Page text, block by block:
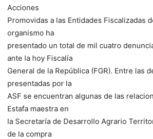
Acciones
Promovidas a las Entidades Fiscalizadas
organismo ha
presentado un total de mil cuatro
ante la hoy Fiscalía
General de la República (FGR). Entre las
presentadas por la
ASF se encuentran algunas de las
Estafa maestra en
la Secretaría de Desarrollo Agrario
de la compra